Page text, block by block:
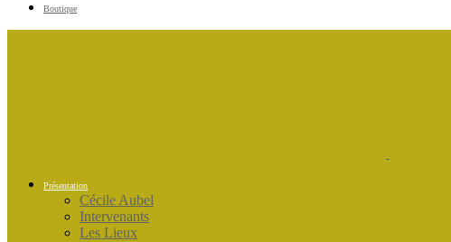
Boutique
Présentation
Cécile Aubel
Intervenants
Les Lieux